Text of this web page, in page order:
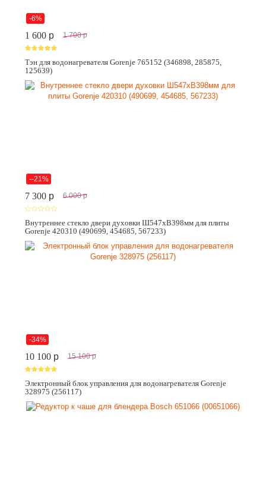
-6%
1 600 p 1 700 p
Тэн для водонагревателя Gorenje 765152 (346898, 285875,
125639)
--21%
7 300 p 6 000 p
Внутреннее стекло двери духовки Ш547хВ398мм для плиты
Gorenje 420310 (490699, 454685, 567233)
-34%
10 100 p 15 100 p
Электронный блок управления для водонагревателя Gorenje
328975 (256117)